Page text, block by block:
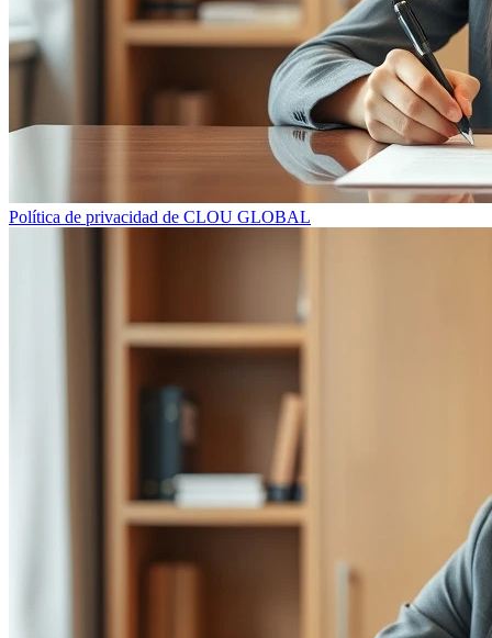
Política de privacidad de CLOU GLOBAL